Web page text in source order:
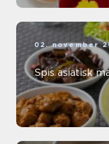
02. november
Spis asiatisk